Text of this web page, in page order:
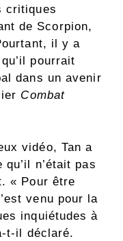
critiques
de Scorpion,
il y a
pourrait
dans un avenir
Combat
vidéo, Tan a
n’était pas
« Pour être
venu pour la
inquiétudes à
t-il déclaré.